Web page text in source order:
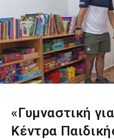
«Γυμναστική
Κέντρα